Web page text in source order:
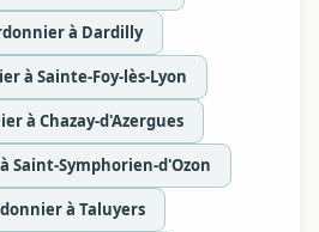
à Dardilly
à Sainte-Foy-lès-Lyon
à Chazay-d'Azergues
Saint-Symphorien-d'Ozon
à Taluyers